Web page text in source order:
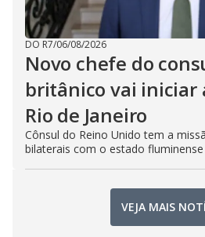
DO R7/06/08/2026
Novo chefe do
britânico vai iniciar
Rio de Janeiro
Cônsul do Reino Unido tem a
bilaterais com o estado fluminense
VEJA MAIS